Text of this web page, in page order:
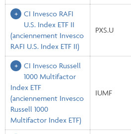
CI Invesco RAFI
U.S. Index ETF II
(anciennement Invesco
RAFI U.S. Index ETF II)
PXS.U
CI Invesco Russell
1000 Multifactor
Index ETF
(anciennement Invesco
Russell 1000
Multifactor Index ETF)
IUMF